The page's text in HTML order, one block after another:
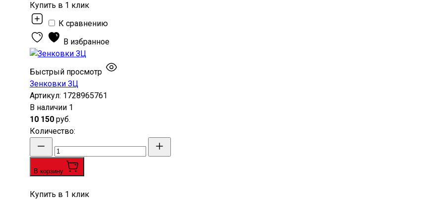
Купить в 1 клик
К сравнению
В избранное
Быстрый просмотр
Зенковки ЗЦ
Артикул: 1728965761
В наличии 1
10 150 руб.
Количество:
В корзину
Купить в 1 клик